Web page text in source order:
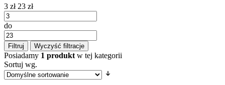
3 zł 23 zł
do
Filtruj Wyczyść filtracje
Posiadamy 1 produkt w tej kategorii
Sortuj wg.